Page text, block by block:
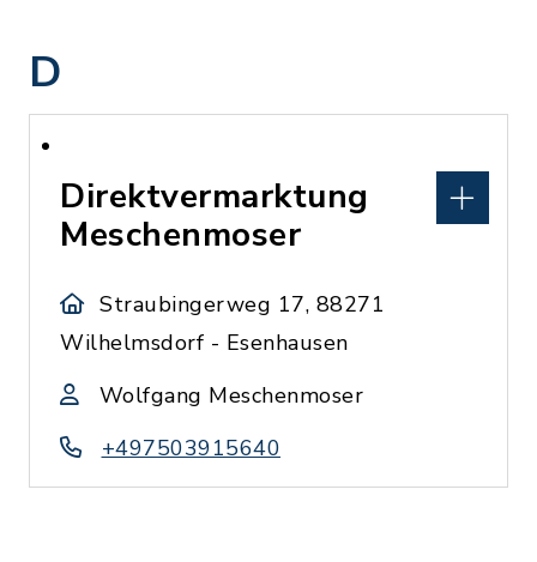
D
Direktvermarktung
Meschenmoser
Straubingerweg 17, 88271
Wilhelmsdorf - Esenhausen
Wolfgang Meschenmoser
+497503915640